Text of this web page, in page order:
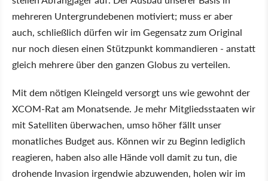
mehreren Untergrundebenen motiviert; muss er aber
auch, schließlich dürfen wir im Gegensatz zum Original
nur noch diesen einen Stützpunkt kommandieren - anstatt
gleich mehrere über den ganzen Globus zu verteilen.
Mit dem nötigen Kleingeld versorgt uns wie gewohnt der
XCOM-Rat am Monatsende. Je mehr Mitgliedsstaaten wir
mit Satelliten überwachen, umso höher fällt unser
monatliches Budget aus. Können wir zu Beginn lediglich
reagieren, haben also alle Hände voll damit zu tun, die
drohende Invasion irgendwie abzuwenden, holen wir im